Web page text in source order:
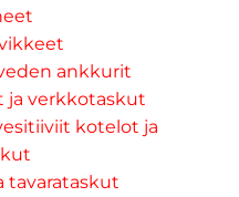
ankkurit
ja verkkotaskut
kotelot ja
tavarataskut